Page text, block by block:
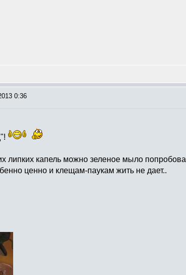
0:36
липких капель можно зеленое мыло
ценно и клещам-паукам жить не дает..